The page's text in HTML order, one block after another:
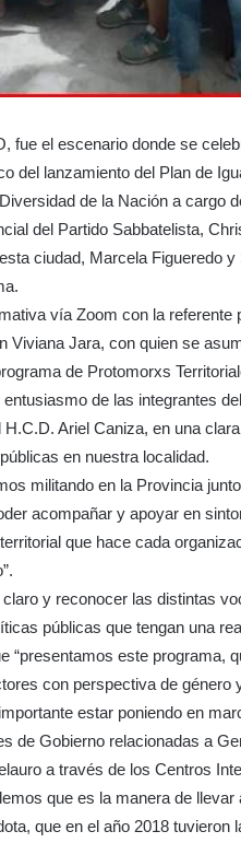
fue el escenario donde se
del lanzamiento del Plan de
de la Nación a cargo
del Partido Sabbatelista,
ciudad, Marcela Figueredo
vía Zoom con la referente
Viviana Jara, con quien se
de Protomorxs
de las integrantes
Ariel Caniza, en una
en nuestra localidad.
militando en la Provincia
acompañar y apoyar en
que hace cada
y reconocer las distintas
públicas que tengan una
“presentamos este programa,
con perspectiva de género
estar poniendo en
de Gobierno relacionadas a
a través de los Centros
que es la manera de llevar
que en el año 2018 tuvieron